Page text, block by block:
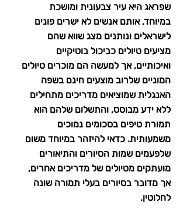
שפראג היא עיר צבעונית ומושכת
במיוחד, אותם אנשים לא ישרים פונים
לישראלים ונותנים מצג שווא שהם
מציעים טיולים כביכול בוטיקיים
ואיכותיים, אך למעשה הם מוכרים טיולים
המוניים שלרוב מוצעים חינם בשפה
האנגלית שמוציאים מדריכים מתחילים
ללא ידע מבוסס, והתשלום שלהם הוא
תמורת טיפים בסכומים נמוכים
משמעותית. כדאי להיזהר במיוחד משום
שלפעמים שמות הסיורים והתיאורים
מועתקים מטיולים של מדריכים אחרים,
אך מדובר בסיורים בעלי תמורה שונה
לחלוטין.